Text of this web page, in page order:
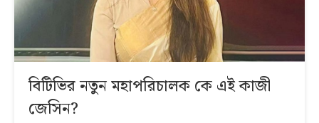
বিটিভির নতুন মহাপরিচালক কে এই কাজী
জেসিন?